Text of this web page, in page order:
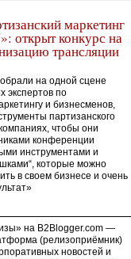
маркетинг
открыт конкурс на
трансляции
на одной сцене
экспертов по
и бизнесменов,
партизанского
чтобы они
конференции
инструментами и
которые можно
в своем бизнесе и очень
на B2Blogger.com —
(релизоприёмник)
новостей и